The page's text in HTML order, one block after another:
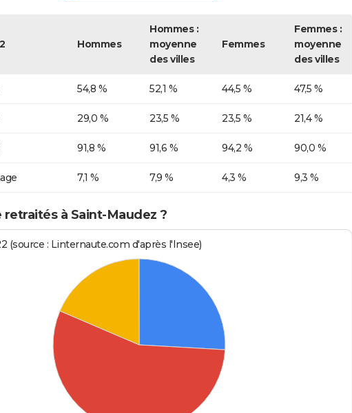
Hommes
Hommes :
moyenne
des villes
Femmes
Femmes :
moyenne
des villes
54,8 % 52,1 % 44,5 % 47,5 %
29,0 % 23,5 % 23,5 % 21,4 %
91,8 % 91,6 % 94,2 % 90,0 %
7,1 % 7,9 % 4,3 % 9,3 %
retraités à Saint-Maudez ?
(source : Linternaute.com d'après l'Insee)